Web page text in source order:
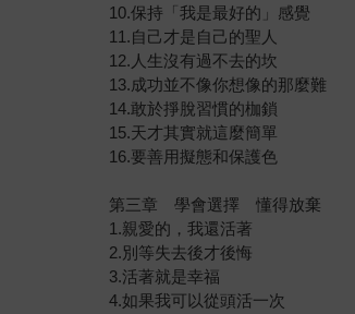
10.保持「我是最好的」感覺
11.自己才是自己的聖人
12.人生沒有過不去的坎
13.成功並不像你想像的那麼難
14.敢於掙脫習慣的枷鎖
15.天才其實就這麼簡單
16.要善用擬態和保護色
第三章 學會選擇 懂得放棄
1.親愛的，我還活著
2.別等失去後才後悔
3.活著就是幸福
4.如果我可以從頭活一次